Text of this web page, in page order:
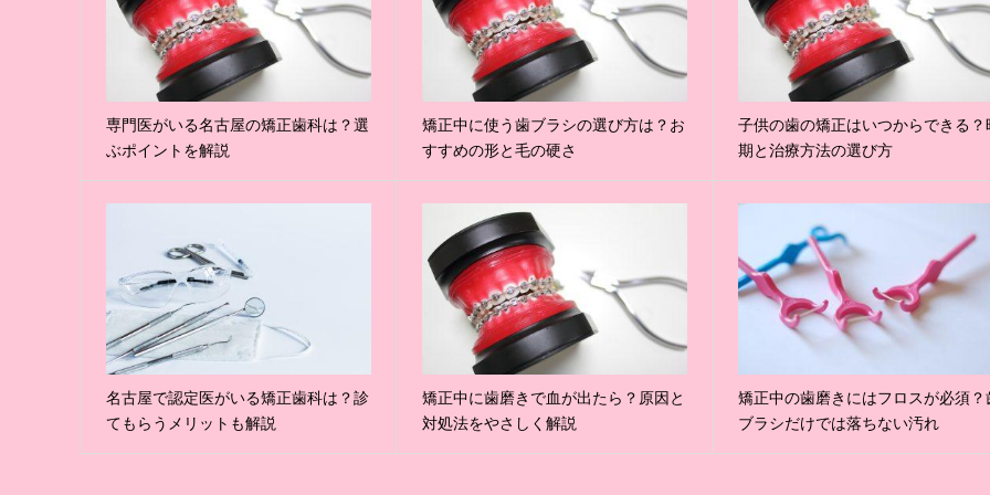
専門医がいる名古屋の矯正歯科は？選
ぶポイントを解説
矯正中に使う歯ブラシの選び方は？お
すすめの形と毛の硬さ
子供の歯の矯正はいつからできる？
期と治療方法の選び方
名古屋で認定医がいる矯正歯科は？診
てもらうメリットも解説
矯正中に歯磨きで血が出たら？原因と
対処法をやさしく解説
矯正中の歯磨きにはフロスが必須？
ブラシだけでは落ちない汚れ